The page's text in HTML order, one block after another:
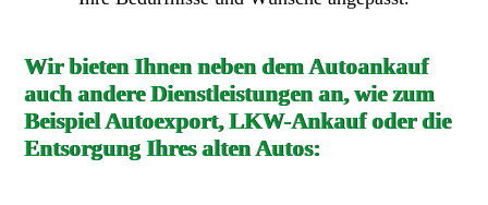
Wir bieten Ihnen neben dem Autoankauf
auch andere Dienstleistungen an, wie zum
Beispiel Autoexport, LKW-Ankauf oder die
Entsorgung Ihres alten Autos: